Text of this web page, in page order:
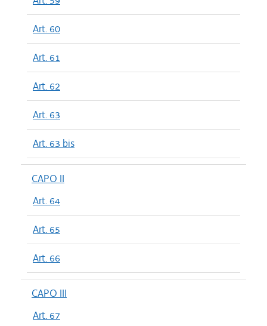
Art. 60
Art. 61
Art. 62
Art. 63
Art. 63 bis
CAPO II
Art. 64
Art. 65
Art. 66
CAPO III
Art. 67